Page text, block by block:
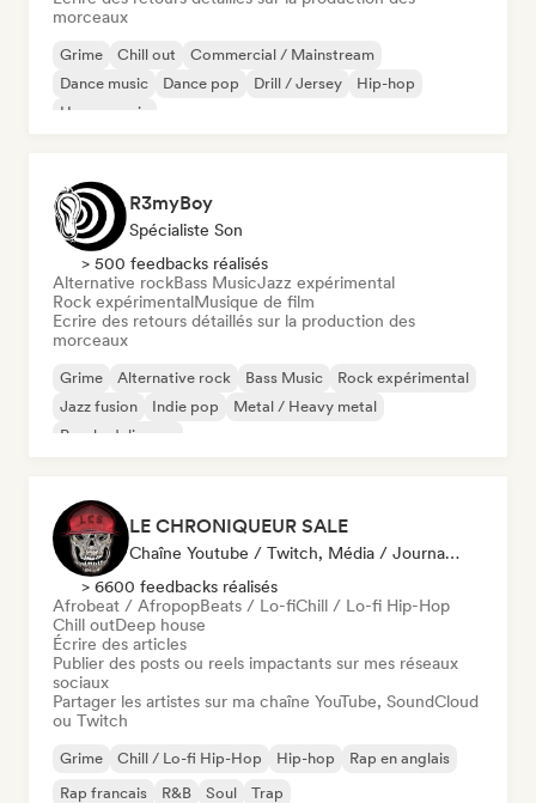
morceaux
Grime Chill out
Commercial / Mainstream
Dance music
Dance pop Drill / Jersey
Hip-hop
House music
R3myBoy
Spécialiste Son
> 500 feedbacks réalisés
Alternative rockBass MusicJazz expérimental
Rock expérimentalMusique de film
Ecrire des retours détaillés sur la production des
morceaux
Grime Alternative rock Bass Music
Rock expérimental
Jazz fusion
Indie pop
Metal / Heavy metal
Psychedelic pop
LE CHRONIQUEUR SALE
Chaîne Youtube / Twitch, Média / Journaliste, Influenceur·euse Sur Les Réseaux Sociaux
> 6600 feedbacks réalisés
Afrobeat / AfropopBeats / Lo-fiChill / Lo-fi Hip-Hop
Chill outDeep house
Écrire des articles
Publier des posts ou reels impactants sur mes réseaux
sociaux
Partager les artistes sur ma chaîne YouTube, SoundCloud
ou Twitch
Grime Chill / Lo-fi Hip-Hop Hip-hop
Rap en anglais
Rap francais
R&B Soul Trap